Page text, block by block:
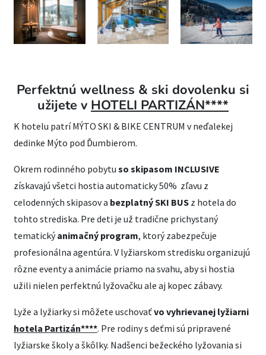
Perfektnú wellness & ski dovolenku si
užijete v HOTELI PARTIZÁN****
K hotelu patrí MÝTO SKI & BIKE CENTRUM v neďalekej
dedinke Mýto pod Ďumbierom.
Okrem rodinného pobytu so skipasom INCLUSIVE
získavajú všetci hostia automaticky 50% zľavu z
celodenných skipasov a bezplatný SKI BUS z hotela do
tohto strediska. Pre deti je už tradične prichystaný
tematickýanimačný program, ktorý zabezpečuje
profesionálna agentúra. V lyžiarskom stredisku organizujú
rôzne eventy a animácie priamo na svahu, aby si hostia
užili nielen perfektnú lyžovačku ale aj kopec zábavy.
Lyže a lyžiarky si môžete uschovaťvo vyhrievanej lyžiarni
hotela Partizán****. Pre rodiny s deťmi sú pripravené
lyžiarske školy a škôlky. Nadšenci bežeckého lyžovania si